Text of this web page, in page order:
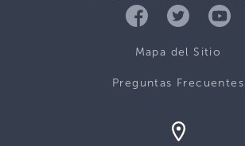
Mapa del Sitio
Preguntas Frecuentes